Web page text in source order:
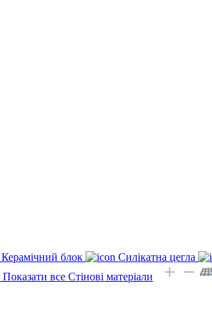
Керамічний блок Силікатна цегла
Показати все Стінові матеріали